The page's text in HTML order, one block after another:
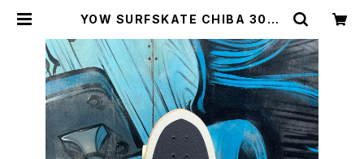
YOW SURFSKATE CHIBA 30” |